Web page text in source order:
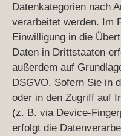
Datenkategorien nach
verarbeitet werden. Im
Einwilligung in die
Daten in Drittstaaten
außerdem auf
DSGVO. Sofern Sie in
oder in den Zugriff auf
(z. B. via Device-
erfolgt die